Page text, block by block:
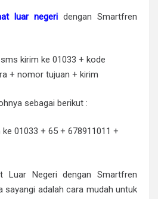
luar negeri dengan Smartfren
kirim ke 01033 + kode
+ nomor tujuan + kirim
sebagai berikut :
01033 + 65 + 678911011 +
Luar Negeri dengan Smartfren
sayangi adalah cara mudah untuk